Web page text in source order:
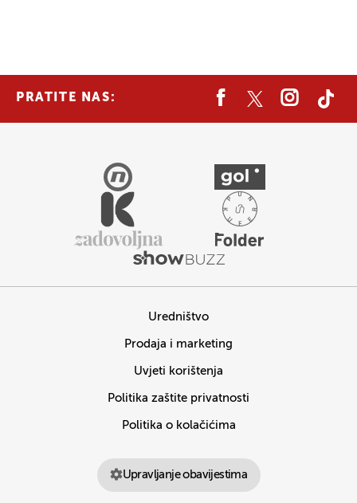
PRATITE NAS:
Uredništvo
Prodaja i marketing
Uvjeti korištenja
Politika zaštite privatnosti
Politika o kolačićima
Upravljanje obavijestima